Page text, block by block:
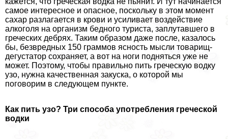
самое интересное и опасное, поскольку в этом момент
сахар разлагается в крови и усиливает воздействие
алкоголя на организм бедного туриста, заплутавшего в
греческих дебрях. Таким образом даже после, казалось
бы, безвредных 150 граммов ясность мысли товарищ-
дегустатор сохраняет, а вот на ноги подняться уже не
может. Поэтому, чтобы правильно пить греческую водку
узо, нужна качественная закуска, о которой мы
поговорим в следующем пункте.
Как пить узо? Три способа употрeбления греческой
водки